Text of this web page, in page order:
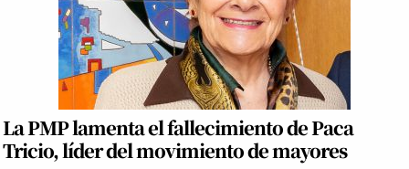
La PMP lamenta el fallecimiento de Paca
Tricio, líder del movimiento de mayores